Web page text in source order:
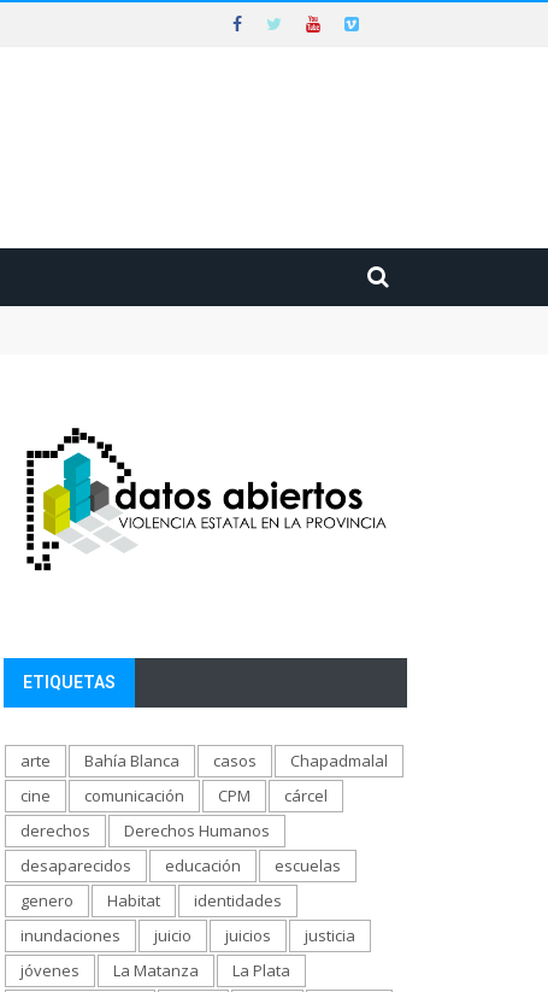
ETIQUETAS
arte Bahía Blanca casos
Chapadmalal
cine
comunicación CPM
cárcel
derechos
Derechos Humanos
desaparecidos
educación
escuelas
genero
Habitat
identidades
inundaciones
juicio juicios
justicia
jóvenes
La Matanza
La Plata